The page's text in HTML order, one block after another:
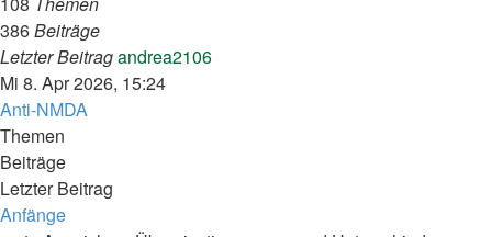
386Beiträge
Letzter Beitragandrea2106Neuester
Mi 8. Apr 2026, 15:24
Anti-NMDA
Themen
Beiträge
Letzter Beitrag
Anfänge